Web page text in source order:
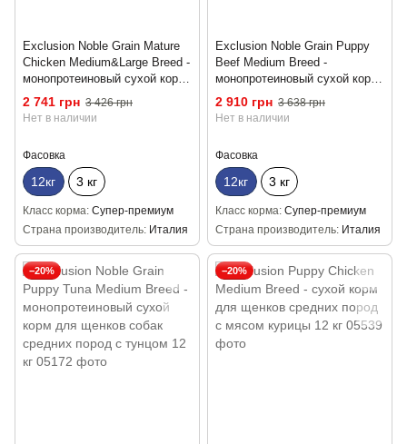
Exclusion Noble Grain Mature
Chicken Medium&Large Breed -
монопротеиновый сухой корм
для пожилых собак средних и
крупных пород с курицей 12 кг
2 741 грн 3 426 грн
Нет в наличии
Фасовка
12кг 3 кг
Класс корма Супер-премиум
Страна производитель Италия
Exclusion Noble Grain Puppy
Beef Medium Breed -
монопротеиновый сухой корм
для щенков средних пород с
говядиной 12 кг
2 910 грн 3 638 грн
Нет в наличии
Фасовка
12кг 3 кг
Класс корма Супер-премиум
Страна производитель Италия
−20% −20%